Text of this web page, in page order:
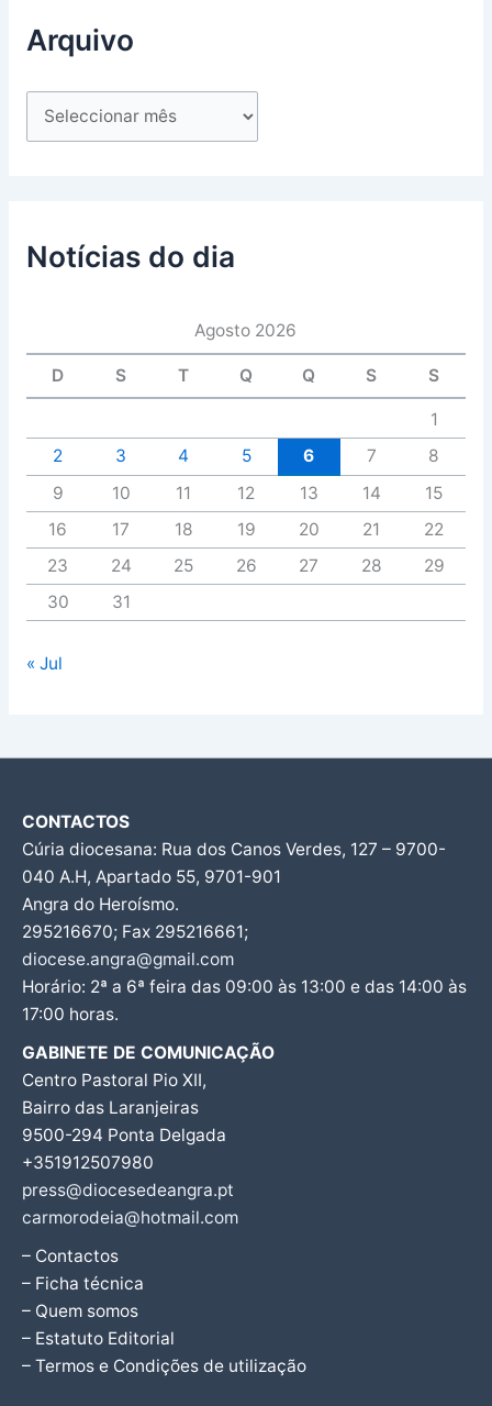
Arquivo
Notícias do dia
Agosto 2026
D S T Q Q S S
1
2
3 4 5 6 7
8
9
10 11 12 13 14
15
16
17 18 19 20 21
22
23
24 25 26 27 28
29
30
31
« Jul
CONTACTOS
Cúria diocesana: Rua dos Canos Verdes, 127 – 9700-
040 A.H, Apartado 55, 9701-901
Angra do Heroísmo.
295216670; Fax 295216661;
diocese.angra@gmail.com
Horário: 2ª a 6ª feira das 09:00 às 13:00 e das 14:00 às
17:00 horas.
GABINETE DE COMUNICAÇÃO
Centro Pastoral Pio XII,
Bairro das Laranjeiras
9500-294 Ponta Delgada
+351912507980
press@diocesedeangra.pt
carmorodeia@hotmail.com
– Contactos
– Ficha técnica
– Quem somos
– Estatuto Editorial
– Termos e Condições de utilização